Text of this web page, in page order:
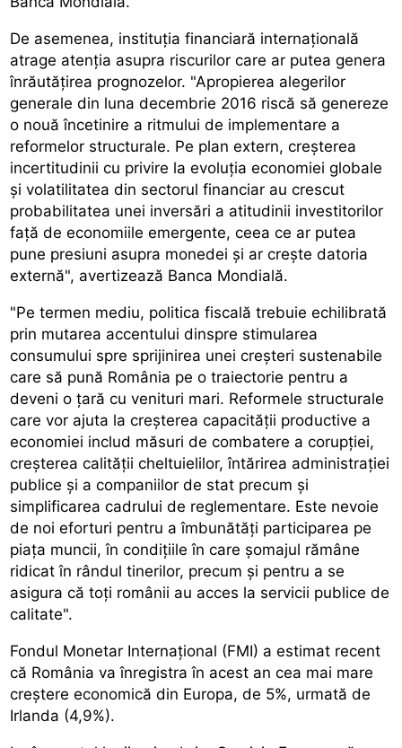
De asemenea, instituția financiară internațională
atrage atenția asupra riscurilor care ar putea genera
înrăutățirea prognozelor. "Apropierea alegerilor
generale din luna decembrie 2016 riscă să genereze
o nouă încetinire a ritmului de implementare a
reformelor structurale. Pe plan extern, creșterea
incertitudinii cu privire la evoluția economiei globale
și volatilitatea din sectorul financiar au crescut
probabilitatea unei inversări a atitudinii investitorilor
față de economiile emergente, ceea ce ar putea
pune presiuni asupra monedei și ar crește datoria
externă", avertizează Banca Mondială.
"Pe termen mediu, politica fiscală trebuie echilibrată
prin mutarea accentului dinspre stimularea
consumului spre sprijinirea unei creșteri sustenabile
care să pună România pe o traiectorie pentru a
deveni o țară cu venituri mari. Reformele structurale
care vor ajuta la creșterea capacității productive a
economiei includ măsuri de combatere a corupției,
creșterea calității cheltuielilor, întărirea administrației
publice și a companiilor de stat precum și
simplificarea cadrului de reglementare. Este nevoie
de noi eforturi pentru a îmbunătăți participarea pe
piața muncii, în condițiile în care șomajul rămâne
ridicat în rândul tinerilor, precum și pentru a se
asigura că toți românii au acces la servicii publice de
calitate".
Fondul Monetar Internațional (FMI) a estimat recent
că România va înregistra în acest an cea mai mare
creștere economică din Europa, de 5%, urmată de
Irlanda (4,9%).